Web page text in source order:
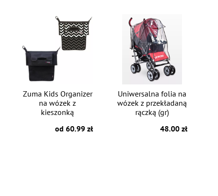
Zuma Kids Organizer
na wózek z
kieszonką
od 60.99 zł
Uniwersalna folia na
wózek z przekładaną
rączką (gr)
48.00 zł